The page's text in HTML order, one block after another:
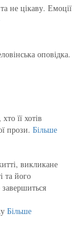
не цікаву. Емоції
оповідка.
її хотів
прози. Більше
викликане
та його
Більше